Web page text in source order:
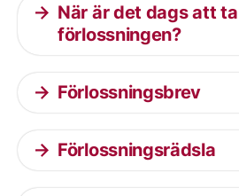
När är det dags att
förlossningen?
Förlossningsbrev
Förlossningsrädsla